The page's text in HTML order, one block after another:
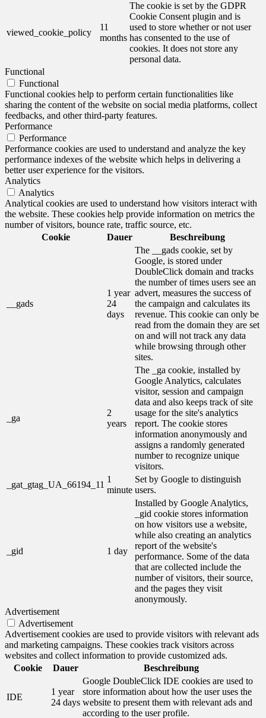
viewed_cookie_policy
11
months
The cookie is set by the GDPR
Cookie Consent plugin and is
used to store whether or not user
has consented to the use of
cookies. It does not store any
personal data.
Functional
Functional
Functional cookies help to perform certain functionalities like
sharing the content of the website on social media platforms, collect
feedbacks, and other third-party features.
Performance
Performance
Performance cookies are used to understand and analyze the key
performance indexes of the website which helps in delivering a
better user experience for the visitors.
Analytics
Analytics
Analytical cookies are used to understand how visitors interact with
the website. These cookies help provide information on metrics the
number of visitors, bounce rate, traffic source, etc.
Cookie
Dauer Beschreibung
__gads
1 year
24
days
The __gads cookie, set by
Google, is stored under
DoubleClick domain and tracks
the number of times users see an
advert, measures the success of
the campaign and calculates its
revenue. This cookie can only be
read from the domain they are set
on and will not track any data
while browsing through other
sites.
_ga
2
years
The _ga cookie, installed by
Google Analytics, calculates
visitor, session and campaign
data and also keeps track of site
usage for the site's analytics
report. The cookie stores
information anonymously and
assigns a randomly generated
number to recognize unique
visitors.
_gat_gtag_UA_66194_11
1
minute
Set by Google to distinguish
users.
_gid 1 day
Installed by Google Analytics,
_gid cookie stores information
on how visitors use a website,
while also creating an analytics
report of the website's
performance. Some of the data
that are collected include the
number of visitors, their source,
and the pages they visit
anonymously.
Advertisement
Advertisement
Advertisement cookies are used to provide visitors with relevant ads
and marketing campaigns. These cookies track visitors across
websites and collect information to provide customized ads.
Cookie
Dauer Beschreibung
IDE
1 year
24 days
Google DoubleClick IDE cookies are used to
store information about how the user uses the
website to present them with relevant ads and
according to the user profile.